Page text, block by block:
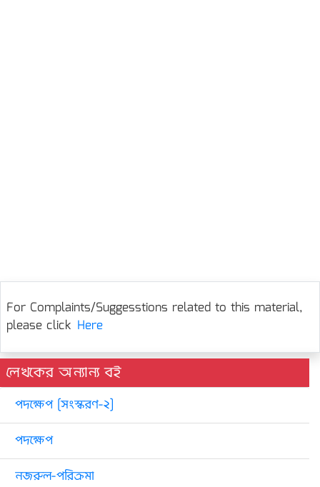
For Complaints/Suggesstions related to this material,
please click Here
লেখকের অন্যান্য বই
পদক্ষেপ [সংস্করণ-২]
পদক্ষেপ
নজরুল-পরিক্রমা